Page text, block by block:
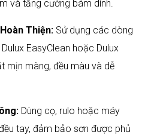
và tăng cường bám dính.
Thiện: Sử dụng các dòng
EasyClean hoặc Dulux
mịn màng, đều màu và dễ
Dùng cọ, rulo hoặc máy
tay, đảm bảo sơn được phủ